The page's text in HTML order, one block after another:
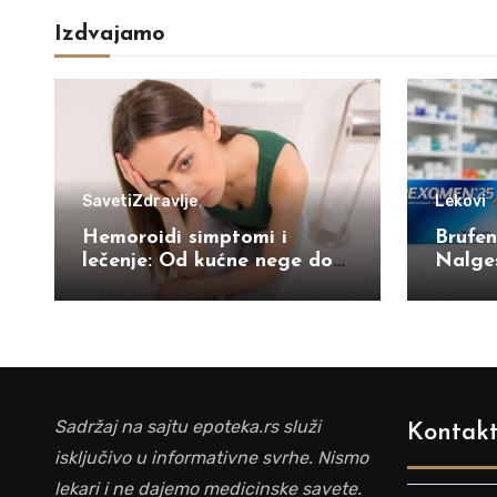
Izdvajamo
SavetiZdravlje
Hemoroidi simptomi i
lečenje: Od kućne nege do
saveta u apoteci
Lekovi
Sadržaj na sajtu epoteka.rs služi
isključivo u informativne svrhe. Nismo
lekari i ne dajemo medicinske savete.